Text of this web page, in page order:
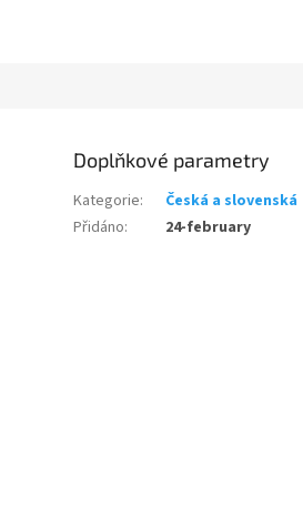
Doplňkové parametry
Kategorie:
Česká a slovenská
Přidáno: 24-february